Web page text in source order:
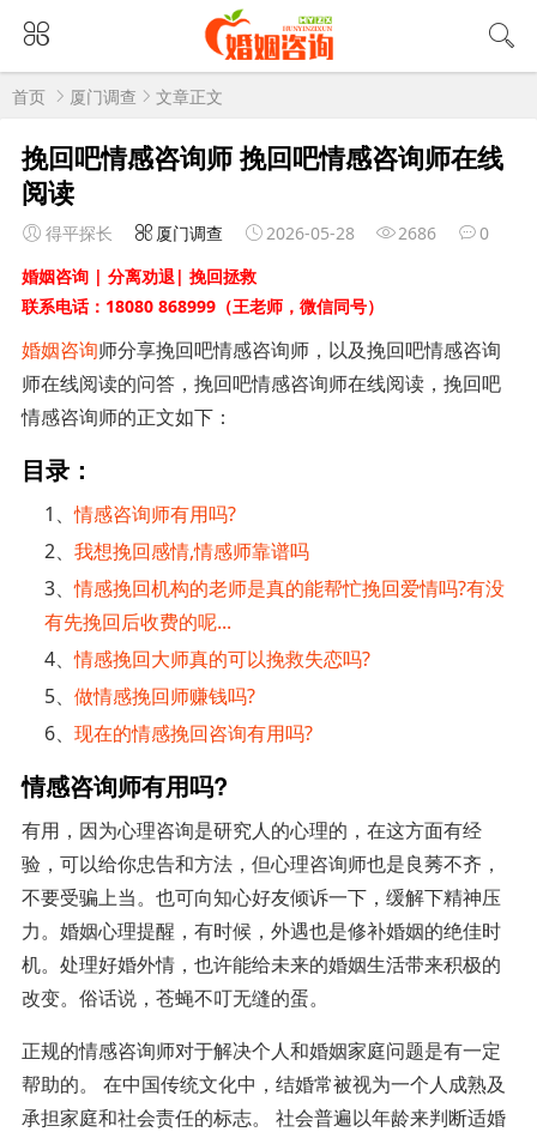
首页 厦门调查 文章正文
挽回吧情感咨询师 挽回吧情感咨询师在线
阅读
得平探长 厦门调查 2026-05-28 2686
0
婚姻咨询 | 分离劝退| 挽回拯救
联系电话：18080 868999（王老师，微信同号）
婚姻咨询师分享挽回吧情感咨询师，以及挽回吧情感咨询
师在线阅读的问答，挽回吧情感咨询师在线阅读，挽回吧
情感咨询师的正文如下：
目录：
1、情感咨询师有用吗?
2、我想挽回感情,情感师靠谱吗
3、情感挽回机构的老师是真的能帮忙挽回爱情吗?有没
有先挽回后收费的呢...
4、情感挽回大师真的可以挽救失恋吗?
5、做情感挽回师赚钱吗?
6、现在的情感挽回咨询有用吗?
情感咨询师有用吗?
有用，因为心理咨询是研究人的心理的，在这方面有经
验，可以给你忠告和方法，但心理咨询师也是良莠不齐，
不要受骗上当。也可向知心好友倾诉一下，缓解下精神压
力。婚姻心理提醒，有时候，外遇也是修补婚姻的绝佳时
机。处理好婚外情，也许能给未来的婚姻生活带来积极的
改变。俗话说，苍蝇不叮无缝的蛋。
正规的情感咨询师对于解决个人和婚姻家庭问题是有一定
帮助的。 在中国传统文化中，结婚常被视为一个人成熟及
承担家庭和社会责任的标志。 社会普遍以年龄来判断适婚